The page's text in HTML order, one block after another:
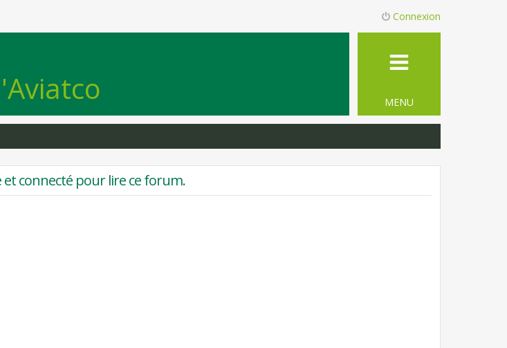
Connexion
MENU
connecté pour lire ce forum.